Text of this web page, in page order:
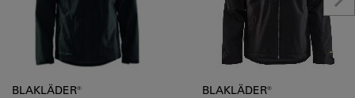
BLAKLÄDER®
BLAKLÄDER®